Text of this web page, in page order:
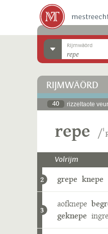
Rijmwäörd
RIJMWÄÖRD
40 rizzeltaote
repe /
Volrijm
2 grepe knepe
3
aofknepe
geknepe